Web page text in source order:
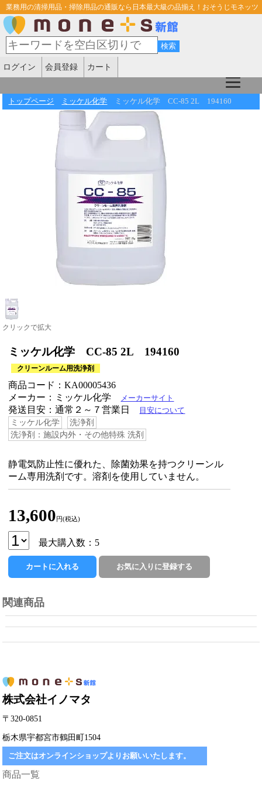
業務用の清掃用品・掃除用品の通販なら日本最大級の品揃え！おそうじモネッツ
ログイン 会員登録 カート
トップページ ミッケル化学 ミッケル化学 CC-85 2L 194160
クリックで拡大
ミッケル化学 CC-85 2L 194160
クリーンルーム用洗浄剤
商品コード：KA00005436
メーカー：ミッケル化学
メーカーサイト
発送目安：通常２～７営業日 目安について
ミッケル化学
洗浄剤
洗浄剤：施設内外・その他特殊 洗剤
静電気防止性に優れた、除菌効果を持つクリーンル
ーム専用洗剤です。溶剤を使用していません。
13,600 円(税込)
最大購入数：5
関連商品
株式会社イノマタ
〒320-0851
栃木県宇都宮市鶴田町1504
ご注文はオンラインショップよりお願いいたします。
商品一覧